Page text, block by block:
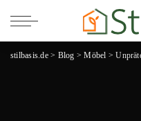
stilbasis.de> Blog >Möbel >